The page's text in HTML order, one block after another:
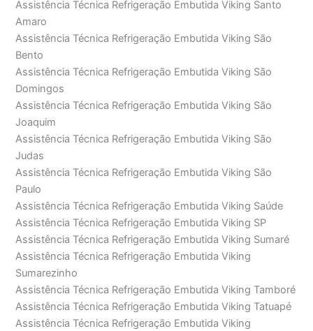
Assistência Técnica Refrigeração Embutida Viking Santo
Amaro
Assistência Técnica Refrigeração Embutida Viking São
Bento
Assistência Técnica Refrigeração Embutida Viking São
Domingos
Assistência Técnica Refrigeração Embutida Viking São
Joaquim
Assistência Técnica Refrigeração Embutida Viking São
Judas
Assistência Técnica Refrigeração Embutida Viking São
Paulo
Assistência Técnica Refrigeração Embutida Viking Saúde
Assistência Técnica Refrigeração Embutida Viking SP
Assistência Técnica Refrigeração Embutida Viking Sumaré
Assistência Técnica Refrigeração Embutida Viking
Sumarezinho
Assistência Técnica Refrigeração Embutida Viking Tamboré
Assistência Técnica Refrigeração Embutida Viking Tatuapé
Assistência Técnica Refrigeração Embutida Viking